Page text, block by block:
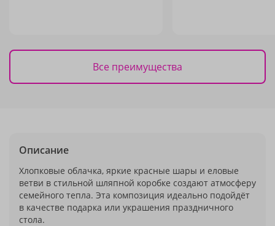
Все преимущества
Описание
Хлопковые облачка, яркие красные шары и еловые
ветви в стильной шляпной коробке создают атмосферу
семейного тепла. Эта композиция идеально подойдёт
в качестве подарка или украшения праздничного
стола.